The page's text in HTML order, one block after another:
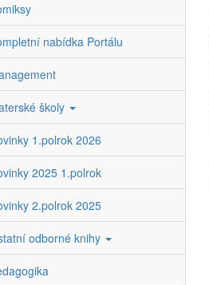
nabídka Portálu
školy
1.polrok 2026
2025 1.polrok
2.polrok 2025
odborné knihy